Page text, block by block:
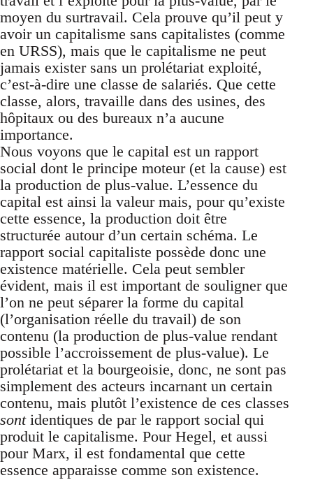
moyen du surtravail. Cela prouve qu’il peut y
avoir un capitalisme sans capitalistes (comme
en URSS), mais que le capitalisme ne peut
jamais exister sans un prolétariat exploité,
c’est-à-dire une classe de salariés. Que cette
classe, alors, travaille dans des usines, des
hôpitaux ou des bureaux n’a aucune
importance.
Nous voyons que le capital est un rapport
social dont le principe moteur (et la cause) est
la production de plus-value. L’essence du
capital est ainsi la valeur mais, pour qu’existe
cette essence, la production doit être
structurée autour d’un certain schéma. Le
rapport social capitaliste possède donc une
existence matérielle. Cela peut sembler
évident, mais il est important de souligner que
l’on ne peut séparer la forme du capital
(l’organisation réelle du travail) de son
contenu (la production de plus-value rendant
possible l’accroissement de plus-value). Le
prolétariat et la bourgeoisie, donc, ne sont pas
simplement des acteurs incarnant un certain
contenu, mais plutôt l’existence de ces classes
sontidentiques de par le rapport social qui
produit le capitalisme. Pour Hegel, et aussi
pour Marx, il est fondamental que cette
essence apparaisse comme son existence.